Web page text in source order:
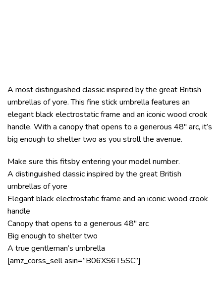
A most distinguished classic inspired by the great British
umbrellas of yore. This fine stick umbrella features an
elegant black electrostatic frame and an iconic wood crook
handle. With a canopy that opens to a generous 48″ arc, it’s
big enough to shelter two as you stroll the avenue.
Make sure this fitsby entering your model number.
A distinguished classic inspired by the great British
umbrellas of yore
Elegant black electrostatic frame and an iconic wood crook
handle
Canopy that opens to a generous 48″ arc
Big enough to shelter two
A true gentleman’s umbrella
[amz_corss_sell asin=”B06XS6T5SC”]